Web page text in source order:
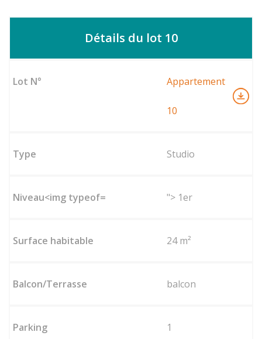
Détails du lot 10
Appartement
10
Studio
"> 1er
24 m²
balcon
1